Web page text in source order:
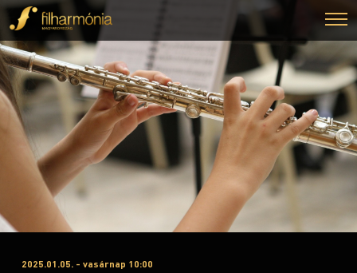
2025.01.05. - vasárnap 10:00